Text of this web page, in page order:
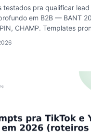
testados pra qualificar
em B2B — BANT
CHAMP. Templates